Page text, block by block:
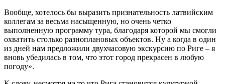
Вообще, хотелось бы выразить признательность латвийским
коллегам за весьма насыщенную, но очень четко
выполненную программу тура, благодаря которой мы смогли
охватить столько разноплановых объектов. Ну а когда в один
из дней нам предложили двухчасовую экскурсию по Риге – я
вновь убедилась в том, что этот город прекрасен в любую
погоду».